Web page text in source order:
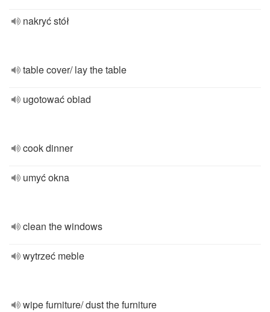
nakryć stół
table cover/ lay the table
ugotować obiad
cook dinner
umyć okna
clean the windows
wytrzeć meble
wipe furniture/ dust the furniture